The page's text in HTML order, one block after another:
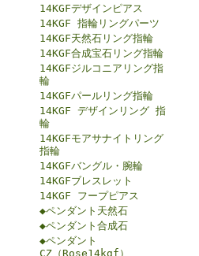
14KGFデザインピアス
14KGF 指輪リングパーツ
14KGF天然石リング指輪
14KGF合成宝石リング指輪
14KGFジルコニアリング指
輪
14KGFパールリング指輪
14KGF デザインリング 指
輪
14KGFモアサナイトリング
指輪
14KGFバングル・腕輪
14KGFブレスレット
14KGF フープピアス
◆ペンダント天然石
◆ペンダント合成石
◆ペンダント
CZ（Rose14kgf）